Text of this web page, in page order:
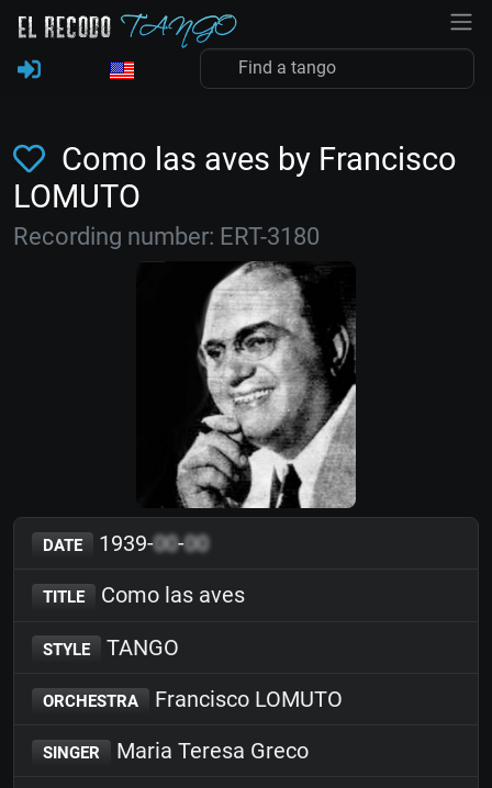
Como las aves by Francisco
LOMUTO
Recording number: ERT-3180
DATE 1939-00-00
TITLE Como las aves
STYLE TANGO
ORCHESTRA Francisco LOMUTO
SINGER Maria Teresa Greco